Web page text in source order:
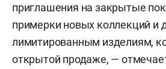
приглашения на закрытые
примерки новых коллекций и
лимитированным изделиям,
открытой продаже, —